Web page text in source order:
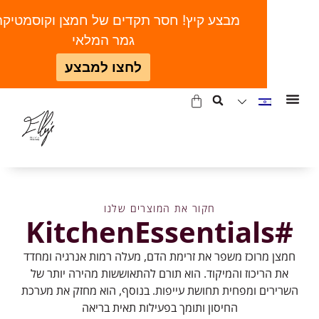
חקור את המוצרים שלנו
מרוכז משפר את זרימת הדם, מעלה רמות אנרגיה ומחדד
את הריכוז והמיקוד. הוא תורם להתאוששות מהירה יותר של
ומפחית תחושת עייפות. בנוסף, הוא מחזק את מערכת
החיסון ותומך בפעילות תאית בריאה
מבצע קיץ! חסר תקדים של חמצן וקוסמטיקה |
גמר המלאי
לחצו למבצע